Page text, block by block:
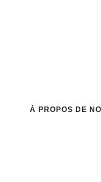
À PROPOS DE